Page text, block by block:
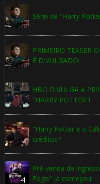
Série de "Harry
PRIMEIRO TEASER
É DIVULGADO!
HBO DIVULGA A
"HARRY POTTER"!
"Harry Potter e o
créditos?
Pré-venda de
Fogo" já começou!